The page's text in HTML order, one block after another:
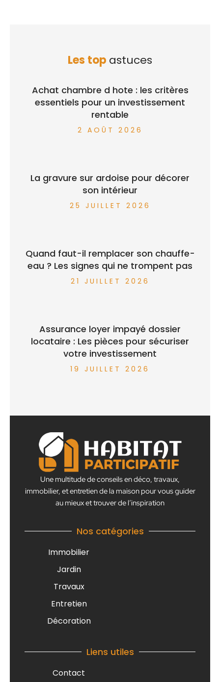
Les top astuces
Achat chambre d hote : les critères
essentiels pour un investissement
rentable
2 AOÛT 2026
La gravure sur ardoise pour décorer
son intérieur
25 JUILLET 2026
Quand faut-il remplacer son chauffe-
eau ? Les signes qui ne trompent pas
21 JUILLET 2026
Assurance loyer impayé dossier
locataire : Les pièces pour sécuriser
votre investissement
19 JUILLET 2026
Une multitude de conseils en déco, travaux,
immobilier, et entretien de la maison pour vous guider
au mieux et trouver de l’inspiration
Nos catégories
Immobilier
Jardin
Travaux
Entretien
Décoration
Liens utiles
Contact